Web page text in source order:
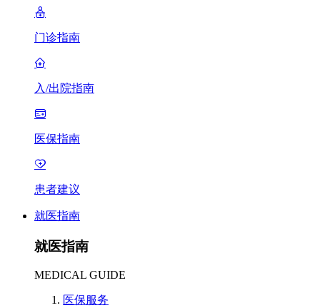
门诊指南
入/出院指南
医保指南
患者建议
就医指南
就医指南
MEDICAL GUIDE
医保服务